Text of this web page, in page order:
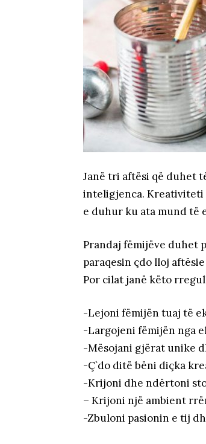
Janë tri aftësi që duhet
inteligjenca. Kreativiteti
e duhur ku ata mund të
Prandaj fëmijëve duhet
paraqesin çdo lloj
Por cilat janë këto
-Lejoni fëmijën tuaj të
-Largojeni fëmijën nga
-Mësojani gjërat unike
-Ç`do ditë bëni diçka
-Krijoni dhe ndërtoni
– Krijoni një ambient
-Zbuloni pasionin e tij